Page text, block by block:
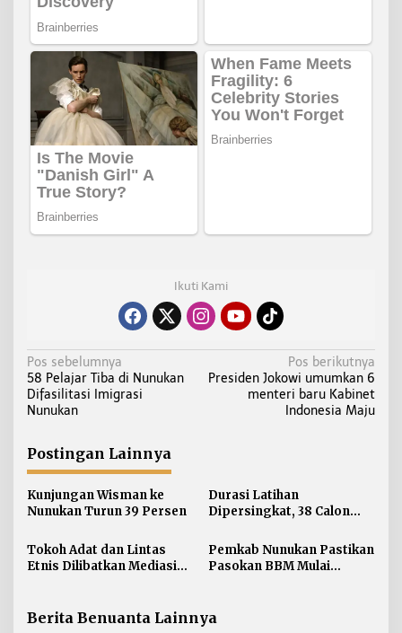
Ikuti Kami
N
a
v
g
a
s
i
o
Pos sebelumnya
58 Pelajar Tiba di Nunukan
Difasilitasi Imigrasi
Nunukan
Pos berikutnya
Presiden Jokowi umumkan 6
menteri baru Kabinet
Indonesia Maju
Postingan Lainnya
Kunjungan Wisman ke
Nunukan Turun 39 Persen
Durasi Latihan
Dipersingkat, 38 Calon
Digembleng Tampil
Maksimal
Tokoh Adat dan Lintas
Etnis Dilibatkan Mediasi
Pemkab Nunukan Pastikan
Pasokan BBM Mulai
Berita Benuanta Lainnya